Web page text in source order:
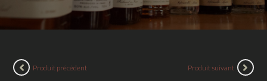
Produit précédent Produit suivant